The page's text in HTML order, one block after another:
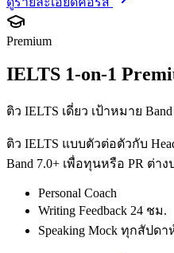
Premium
IELTS 1-on-1
ติว IELTS เดี่ยว เป้าหมาย Band
ติว IELTS แบบตัวต่อตัวกับ
Band 7.0+ เพื่อทุนหรือ PR ต่าง
Personal Coach
Writing Feedback 24 ชม.
Speaking Mock ทุกสัปดา